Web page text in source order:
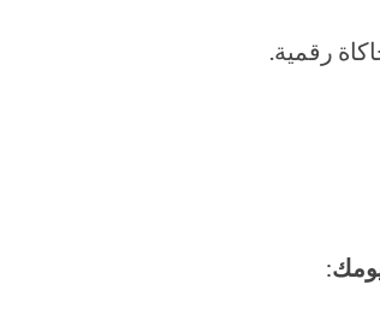
رقمية.
: